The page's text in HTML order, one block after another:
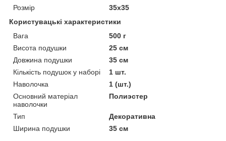
Розмір
35x35
Користувацькі характеристики
Вага
500 г
Висота подушки
25 см
Довжина подушки
35 см
Кількість подушок у наборі
1 шт.
Наволочка
1 (шт.)
Основний матеріал
наволочки
Полиэстер
Тип
Декоративна
Ширина подушки
35 см